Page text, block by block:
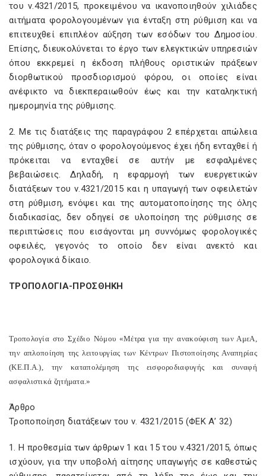
του ν.4321/2015, προκειμένου να ικανοποιηθούν χιλιάδες
αιτήματα φορολογουμένων για ένταξη στη ρύθμιση και να
επιτευχθεί επιπλέον αύξηση των εσόδων του Δημοσίου.
Επίσης, διευκολύνεται το έργο των ελεγκτικών υπηρεσιών
όπου εκκρεμεί η έκδοση πλήθους οριστικών πράξεων
διορθωτικού προσδιορισμού φόρου, οι οποίες είναι
ανέφικτο να διεκπεραιωθούν έως και την καταληκτική
ημερομηνία της ρύθμισης.
2. Με τις διατάξεις της παραγράφου 2 επέρχεται απώλεια
της ρύθμισης, όταν ο φορολογούμενος έχει ήδη ενταχθεί ή
πρόκειται να ενταχθεί σε αυτήν με εσφαλμένες
βεβαιώσεις. Δηλαδή, η εφαρμογή των ευεργετικών
διατάξεων του ν.4321/2015 και η υπαγωγή των οφειλετών
στη ρύθμιση, ενόψει και της αυτοματοποίησης της όλης
διαδικασίας, δεν οδηγεί σε υλοποίηση της ρύθμισης σε
περιπτώσεις που εισάγονται μη συννόμως φορολογικές
οφειλές, γεγονός το οποίο δεν είναι ανεκτό και
φορολογικά δίκαιο.
ΤΡΟΠΟΛΟΓΙΑ-ΠΡΟΣΘΗΚΗ
Τροπολογία στο Σχέδιο Νόμου «Μέτρα για την ανακούφιση των ΑμεΑ,
την απλοποίηση της λειτουργίας των Κέντρων Πιστοποίησης Αναπηρίας
(ΚΕ.Π.Α.), την καταπολέμηση της εισφοροδιαφυγής και συναφή
ασφαλιστικά ζητήματα.»
Άρθρο
Τροποποίηση διατάξεων του ν. 4321/2015 (ΦΕΚ Α’ 32)
1. Η προθεσμία των άρθρων 1 και 15 του ν.4321/2015, όπως
ισχύουν, για την υποβολή αίτησης υπαγωγής σε καθεστώς